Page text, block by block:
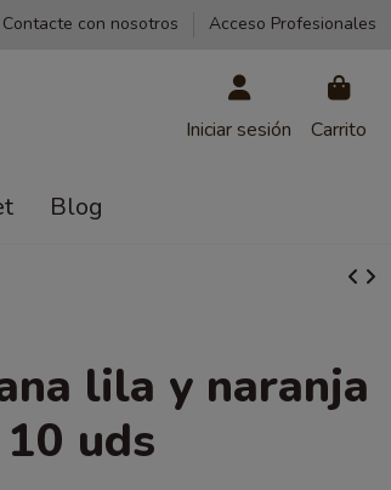
Contacte con nosotros Acceso Profesionales
Iniciar sesión Carrito
Blog
lila y naranja
uds